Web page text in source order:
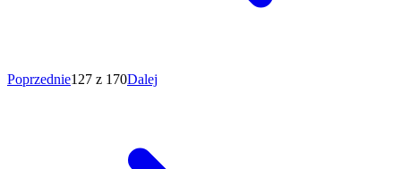
Poprzednie127 z 170Dalej